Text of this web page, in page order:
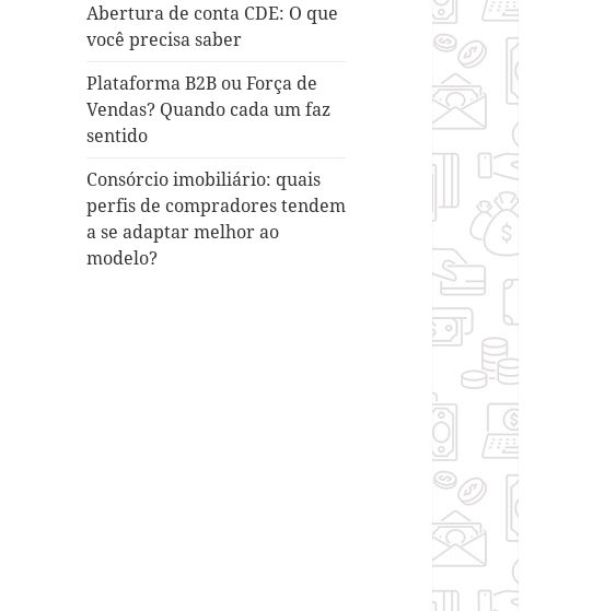
Abertura de conta CDE: O que
você precisa saber
Plataforma B2B ou Força de
Vendas? Quando cada um faz
sentido
Consórcio imobiliário: quais
perfis de compradores tendem
a se adaptar melhor ao
modelo?